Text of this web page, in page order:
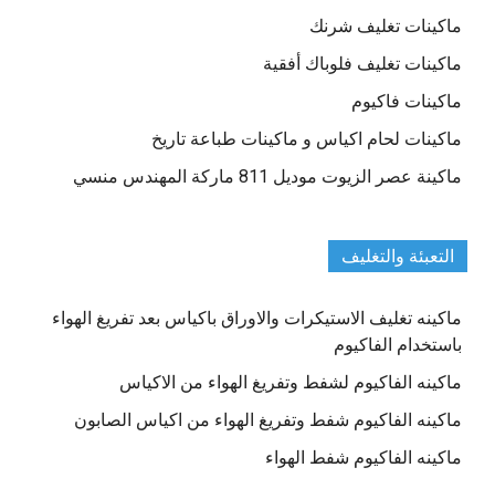
ماكينات تغليف شرنك
ماكينات تغليف فلوباك أفقية
ماكينات فاكيوم
ماكينات لحام اكياس و ماكينات طباعة تاريخ
ماكينة عصر الزيوت موديل 811 ماركة المهندس منسي
التعبئة والتغليف
ماكينه تغليف الاستيكرات والاوراق باكياس بعد تفريغ الهواء
باستخدام الفاكيوم
ماكينه الفاكيوم لشفط وتفريغ الهواء من الاكياس
ماكينه الفاكيوم شفط وتفريغ الهواء من اكياس الصابون
ماكينه الفاكيوم شفط الهواء